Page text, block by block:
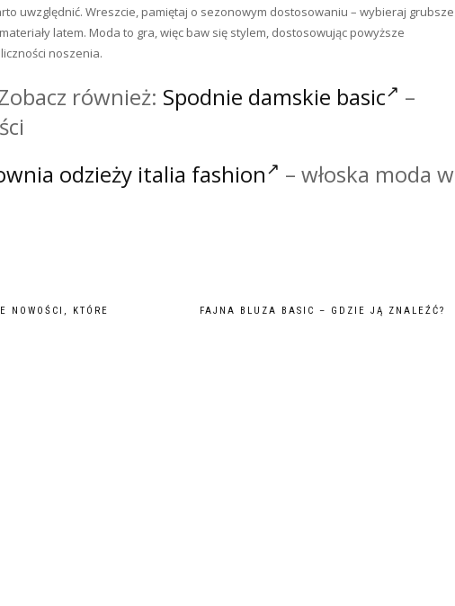
uwzględnić. Wreszcie, pamiętaj o sezonowym dostosowaniu – wybieraj grubsze
latem. Moda to gra, więc baw się stylem, dostosowując powyższe
noszenia.
również: Spodnie damskie basic
–
odzieży italia fashion
– włoska moda w
NOWOŚCI, KTÓRE
FAJNA BLUZA BASIC – GDZIE JĄ ZNALEŹĆ?